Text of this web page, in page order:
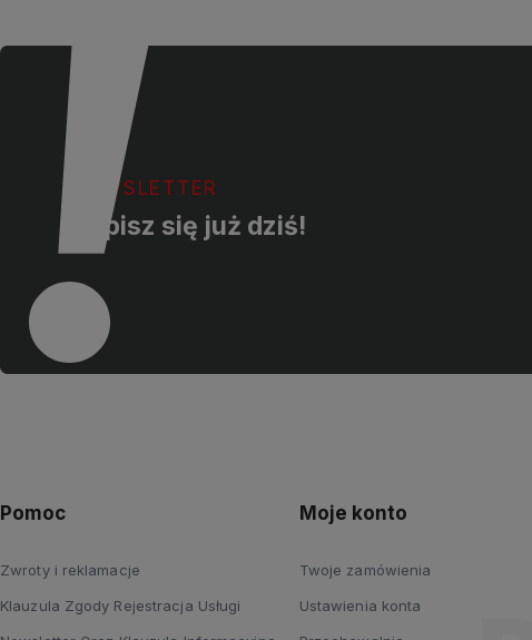
NEWSLETTER
Zapisz się już dziś!
Pomoc
Zwroty i reklamacje
Klauzula Zgody Rejestracja Usługi
Moje konto
Twoje zamówienia
Ustawienia konta